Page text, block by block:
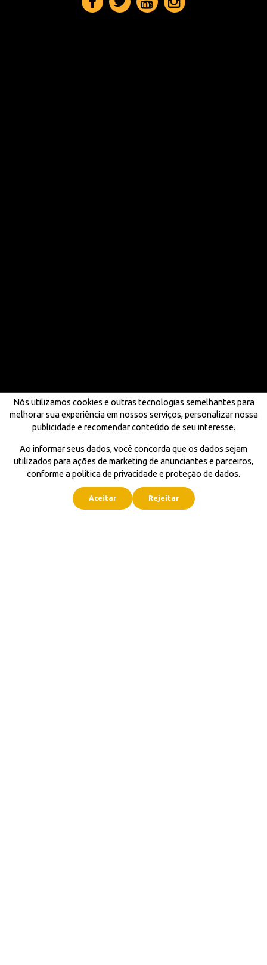
Nós utilizamos cookies e outras tecnologias semelhantes para
melhorar sua experiência em nossos serviços, personalizar nossa
publicidade e recomendar conteúdo de seu interesse.
Ao informar seus dados, você concorda que os dados sejam
utilizados para ações de marketing de anunciantes e parceiros,
conforme a política de privacidade e proteção de dados.
Aceitar Rejeitar